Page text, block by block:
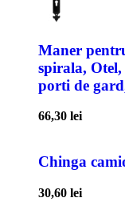
Maner
spirala,
porti de
66,30 lei
Chinga
30,60 lei